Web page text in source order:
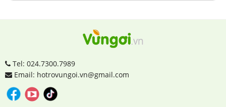
Tel: 024.7300.7989
Email: hotrovungoi.vn@gmail.com